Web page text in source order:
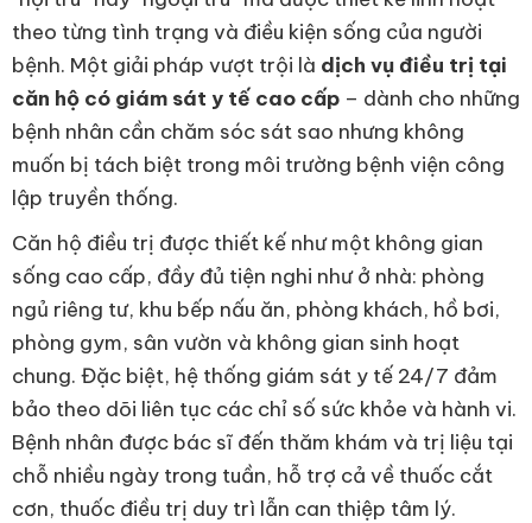
theo từng tình trạng và điều kiện sống của người
bệnh. Một giải pháp vượt trội là dịch vụ điều trị tại
căn hộ có giám sát y tế cao cấp – dành cho những
bệnh nhân cần chăm sóc sát sao nhưng không
muốn bị tách biệt trong môi trường bệnh viện công
lập truyền thống.
Căn hộ điều trị được thiết kế như một không gian
sống cao cấp, đầy đủ tiện nghi như ở nhà: phòng
ngủ riêng tư, khu bếp nấu ăn, phòng khách, hồ bơi,
phòng gym, sân vườn và không gian sinh hoạt
chung. Đặc biệt, hệ thống giám sát y tế 24/7 đảm
bảo theo dõi liên tục các chỉ số sức khỏe và hành vi.
Bệnh nhân được bác sĩ đến thăm khám và trị liệu tại
chỗ nhiều ngày trong tuần, hỗ trợ cả về thuốc cắt
cơn, thuốc điều trị duy trì lẫn can thiệp tâm lý.